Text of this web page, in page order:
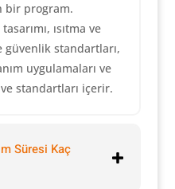
bir program.
ısıtma ve
güvenlik standartları,
uygulamaları ve
standartları içerir.
Süresi Kaç